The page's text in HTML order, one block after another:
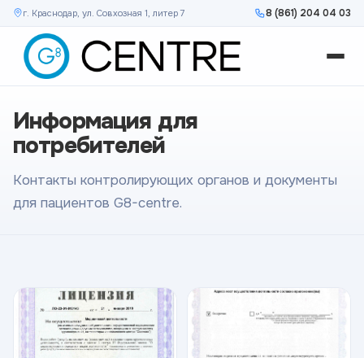
г. Краснодар, ул. Совхозная 1, литер 7 8 (861) 204 04 03
Информация для
потребителей
Контакты контролирующих органов и документы
для пациентов G8-centre.